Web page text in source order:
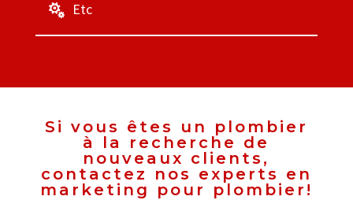
 Etc
Si vous êtes un plombier
à la recherche de
nouveaux clients,
contactez nos experts en
marketing pour plombier!